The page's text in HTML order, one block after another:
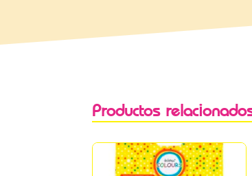
Productos